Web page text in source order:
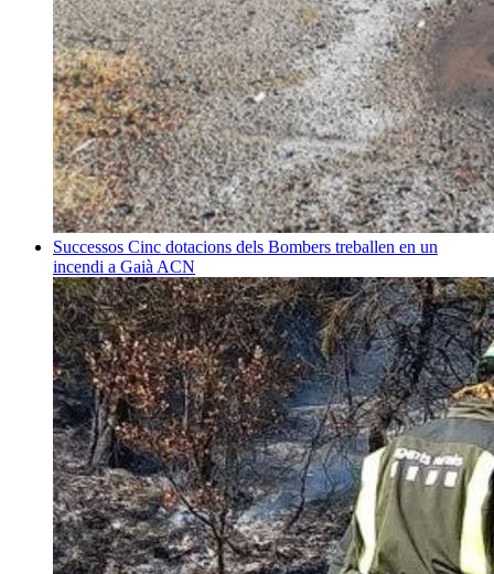
Successos Cinc dotacions dels Bombers treballen en un
incendi a Gaià ACN